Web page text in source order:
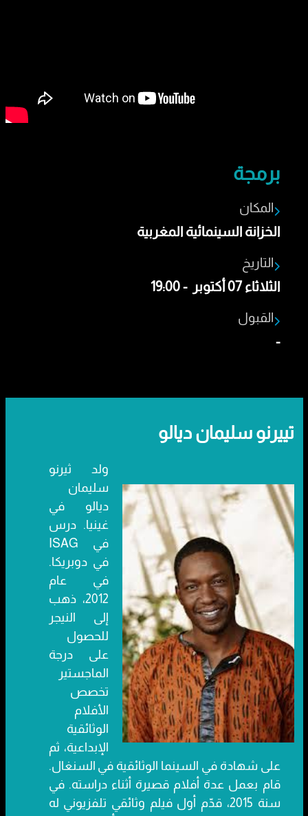
برمجة
المكان
الخزانة السينمائية المغربية
التاريخ
الثلاثاء 07 أكتوبر - 19:00
القبول
-
تييرنو سليمان ديالو
ولد ثيرنو
سليمان
ديالو في
غينيا. درس
في ISAG
في دوبريكا.
في عام
2012، ذهب
إلى النيجر
للحصول
على درجة
الماجستير
تخصص
الأفلام
الوثائقية
الإبداعية، ثم
على شهادة في السينما الوثائقية في السنغال.
قام بعمل عدة أفلام قصيرة أثناء دراسته. في
سنة 2015، قدّم أول فيلم وثائقي تلفزيوني له